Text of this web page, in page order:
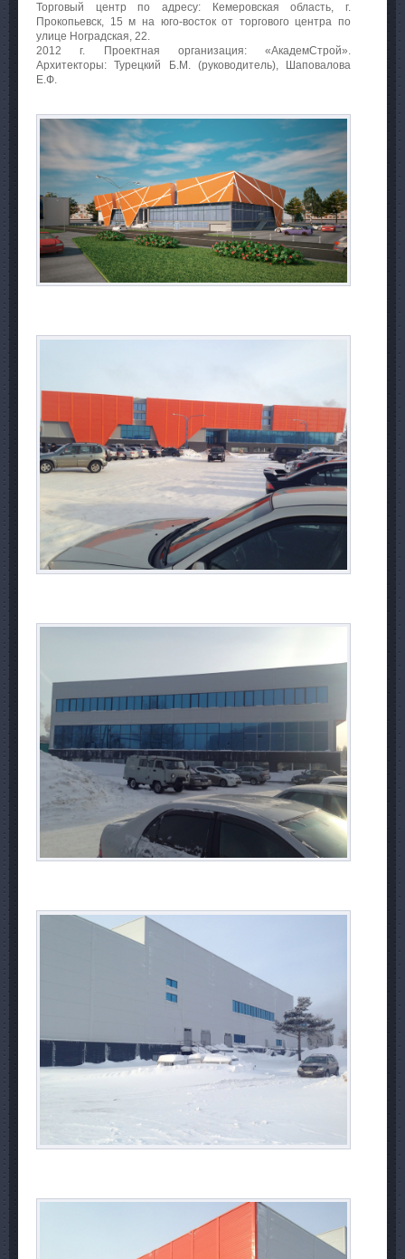
Торговый центр по адресу: Кемеровская область, г.
Прокопьевск, 15 м на юго-восток от торгового центра по
улице Ноградская, 22.
2012 г. Проектная организация: «АкадемСтрой».
Архитекторы: Турецкий Б.М. (руководитель), Шаповалова
Е.Ф.